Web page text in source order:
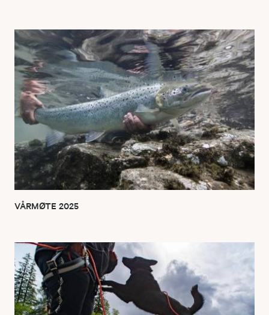
VÅRMØTE 2025